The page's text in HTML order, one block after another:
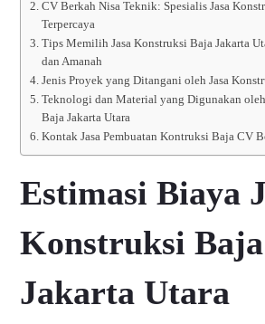
CV Berkah Nisa Teknik: Spesialis Jasa
Terpercaya
Tips Memilih Jasa Konstruksi Baja Jakarta
dan Amanah
Jenis Proyek yang Ditangani oleh Jasa
Teknologi dan Material yang Digunakan
Baja Jakarta Utara
Kontak Jasa Pembuatan Kontruksi Baja CV
Estimasi Biaya
Konstruksi Baja
Jakarta Utara